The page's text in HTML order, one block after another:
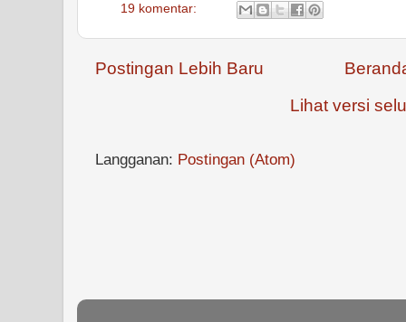
19 komentar:
Postingan Lebih Baru
Lihat versi
Langganan: Postingan (Atom)